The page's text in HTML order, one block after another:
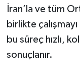
İran’la ve tüm
birlikte
bu süreç hızlı,
sonuçlanır.